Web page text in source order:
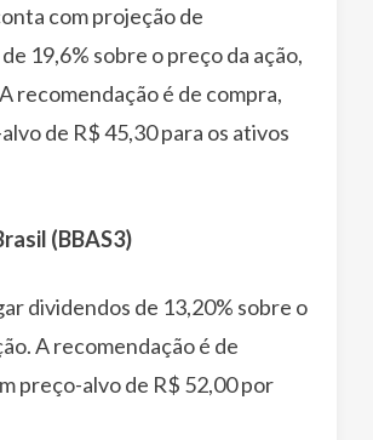
com projeção de
19,6% sobre o preço da ação,
recomendação é de compra,
de R$ 45,30 para os ativos
(BBAS3)
dividendos de 13,20% sobre o
A recomendação é de
preço-alvo de R$ 52,00 por